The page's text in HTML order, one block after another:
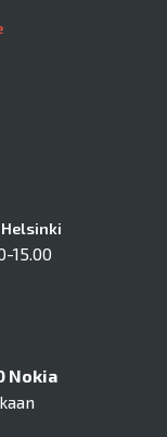
Helsinki
15.00
Nokia